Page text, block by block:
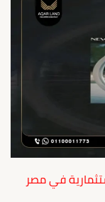
في مصر